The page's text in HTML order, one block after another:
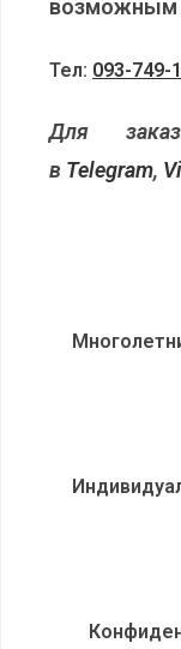
возможным
Тел: 093-749-
Для
в Telegram,